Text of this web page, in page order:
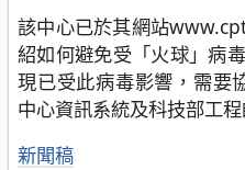
該中心已於其網站
紹如何避免受「火球」病
現已受此病毒影響，需要
中心資訊系統及科技部工
分
新聞稿